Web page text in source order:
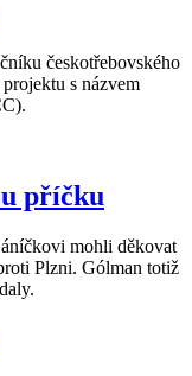
českotřebovského
s názvem
příčku
mohli děkovat
Plzni. Gólman totiž